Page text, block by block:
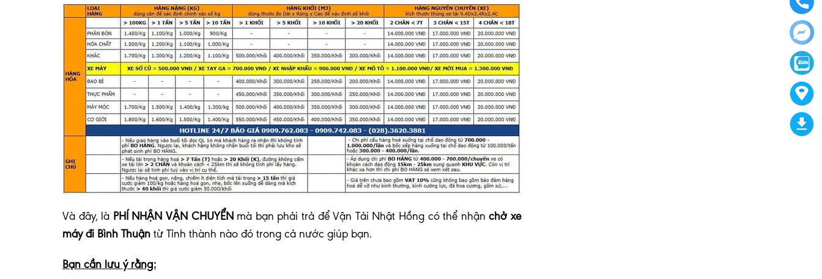
Và đây, là PHÍ NHẬN VẬN CHUYỂN mà bạn phải trả để Vận Tải Nhật Hồng có thể nhậnchở xe
máy đi Bình Thuận từ Tỉnh thành nào đó trong cả nước giúp bạn.
Bạn cần lưu ý rằng: